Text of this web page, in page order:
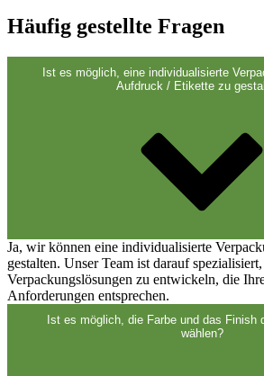
Häufig gestellte Fragen
Ist es möglich, eine individualisierte
Aufdruck / Etikette zu
Ja, wir können eine individualisierte
gestalten. Unser Team ist darauf
Verpackungslösungen zu entwickeln, die
Anforderungen entsprechen.
Ist es möglich, die Farbe und das Finish
wählen?